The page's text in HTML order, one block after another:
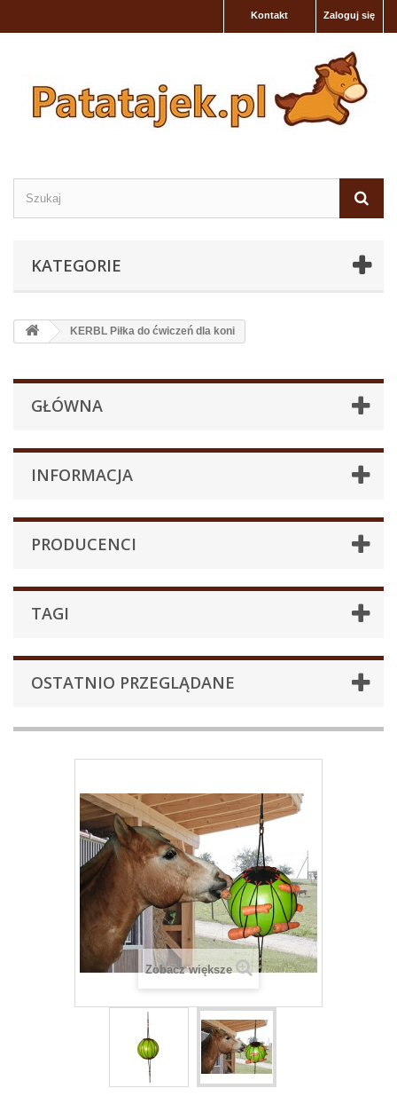
Zaloguj się
Kontakt
KATEGORIE
KERBL Piłka do ćwiczeń dla koni
GŁÓWNA
INFORMACJA
PRODUCENCI
TAGI
OSTATNIO PRZEGLĄDANE
Zobacz większe